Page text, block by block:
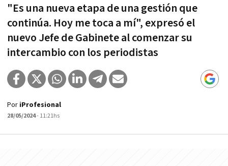
"Es una nueva etapa de una gestión que
continúa. Hoy me toca a mí", expresó el
nuevo Jefe de Gabinete al comenzar su
intercambio con los periodistas
Por iProfesional
28/05/2024- 11:21hs